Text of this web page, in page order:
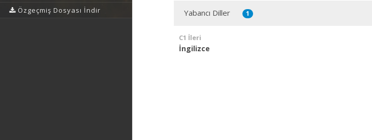
Özgeçmiş Dosyası İndir
Yabancı Diller 1
C1 İleri
İngilizce